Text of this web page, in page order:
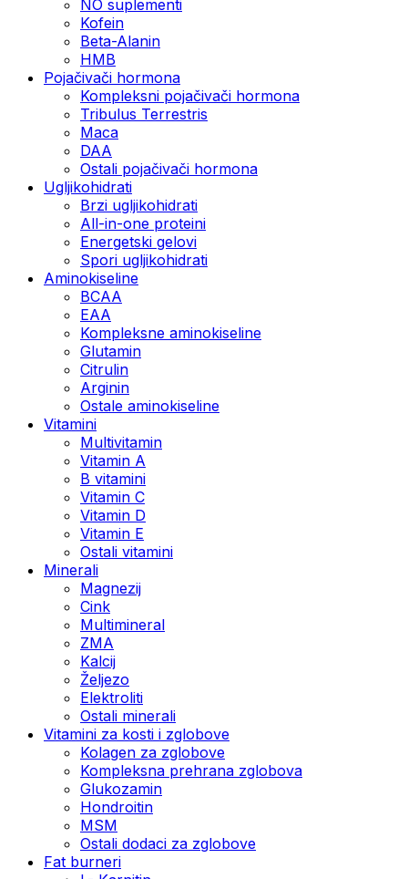
NO suplementi
Kofein
Beta-Alanin
HMB
Pojačivači hormona
Kompleksni pojačivači hormona
Tribulus Terrestris
Maca
DAA
Ostali pojačivači hormona
Ugljikohidrati
Brzi ugljikohidrati
All-in-one proteini
Energetski gelovi
Spori ugljikohidrati
Aminokiseline
BCAA
EAA
Kompleksne aminokiseline
Glutamin
Citrulin
Arginin
Ostale aminokiseline
Vitamini
Multivitamin
Vitamin A
B vitamini
Vitamin C
Vitamin D
Vitamin E
Ostali vitamini
Minerali
Magnezij
Cink
Multimineral
ZMA
Kalcij
Željezo
Elektroliti
Ostali minerali
Vitamini za kosti i zglobove
Kolagen za zglobove
Kompleksna prehrana zglobova
Glukozamin
Hondroitin
MSM
Ostali dodaci za zglobove
Fat burneri